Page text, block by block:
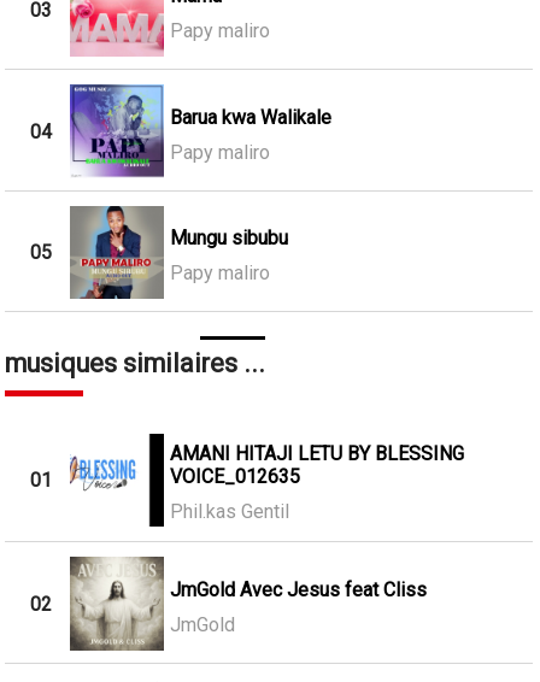
03
Papy maliro
04
Barua kwa Walikale
Papy maliro
05
Mungu sibubu
Papy maliro
musiques similaires ...
01
AMANI HITAJI LETU BY BLESSING
VOICE_012635
Phil.kas Gentil
02
JmGold Avec Jesus feat Cliss
JmGold